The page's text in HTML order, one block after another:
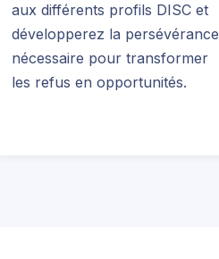
aux différents profils DISC et
développerez la persévérance
nécessaire pour transformer
les refus en opportunités.